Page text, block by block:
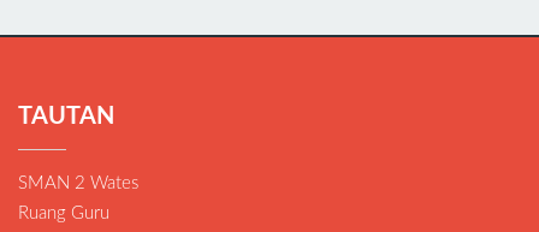
TAUTAN
SMAN 2 Wates
Ruang Guru